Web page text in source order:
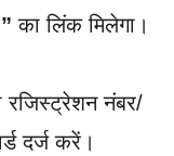
का लिंक मिलेगा।
रजिस्ट्रेशन नंबर/
दर्ज करें।